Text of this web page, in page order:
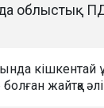
облыстық
жайтқа әлі